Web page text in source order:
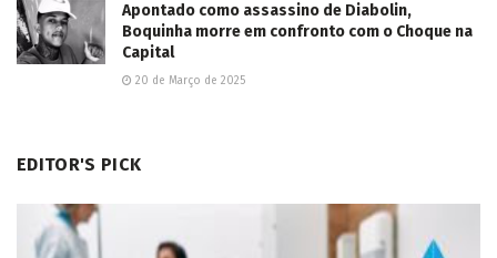
Apontado como assassino de Diabolin,
Boquinha morre em confronto com o Choque na
Capital
20 de Março de 2025
EDITOR'S PICK